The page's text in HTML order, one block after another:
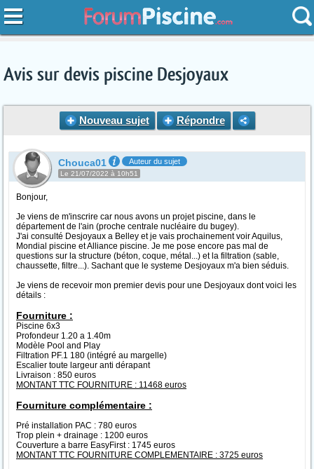
Avis sur devis piscine Desjoyaux
Nouveau sujet Répondre
Chouca01 Auteur du sujet
Le 21/07/2022 à 10h51
Bonjour,
Je viens de m'inscrire car nous avons un projet piscine, dans le
département de l'ain (proche centrale nucléaire du bugey).
J'ai consulté Desjoyaux a Belley et je vais prochainement voir Aquilus,
Mondial piscine et Alliance piscine. Je me pose encore pas mal de
questions sur la structure (béton, coque, métal...) et la filtration (sable,
chaussette, filtre...). Sachant que le systeme Desjoyaux m'a bien séduis.
Je viens de recevoir mon premier devis pour une Desjoyaux dont voici les
détails :
Fourniture :
Piscine 6x3
Profondeur 1.20 a 1.40m
Modèle Pool and Play
Filtration PF.1 180 (intégré au margelle)
Escalier toute largeur anti dérapant
Livraison : 850 euros
MONTANT TTC FOURNITURE : 11468 euros
Fourniture complémentaire :
Pré installation PAC : 780 euros
Trop plein + drainage : 1200 euros
Couverture a barre EasyFirst : 1745 euros
MONTANT TTC FOURNITURE COMPLEMENTAIRE : 3725 euros